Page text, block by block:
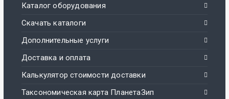
Каталог оборудования
Скачать каталоги
Дополнительные услуги
Доставка и оплата
Калькулятор стоимости доставки
Таксономическая карта ПланетаЗип